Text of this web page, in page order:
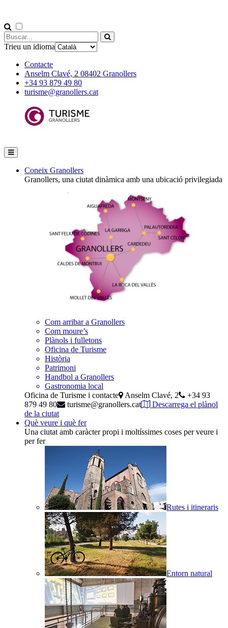
Trieu un idioma
Contacte
Anselm Clavé, 2 08402 Granollers
+34 93 879 49 80
turisme@granollers.cat
Coneix Granollers
Granollers, una ciutat dinàmica amb una ubicació privilegiada
Com arribar a Granollers
Com moure’s
Plànols i fulletons
Oficina de Turisme
Història
Patrimoni
Handbol a Granollers
Gastronomia local
Oficina de Turisme i contacte
Anselm Clavé, 2
+34 93
879 49 80
turisme@granollers.cat
Descarrega el plànol
de la ciutat
Què veure i què fer
Una ciutat amb caràcter propi i moltíssimes coses per veure i
per fer
Rutes i itineraris
Entorn natural